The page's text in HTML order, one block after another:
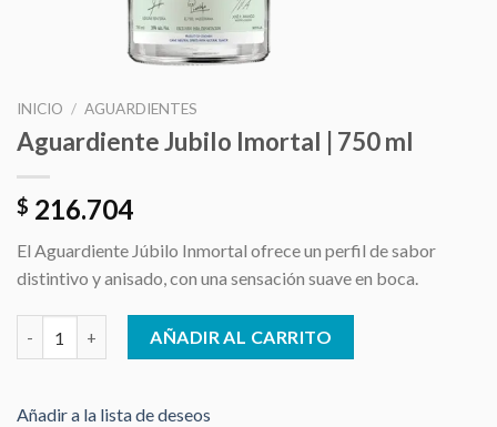
INICIO / AGUARDIENTES
Aguardiente Jubilo Imortal | 750 ml
$ 216.704
El Aguardiente Júbilo Inmortal ofrece un perfil de sabor
distintivo y anisado, con una sensación suave en boca.
Aguardiente Jubilo Imortal | 750 ml cantidad
AÑADIR AL CARRITO
Añadir a la lista de deseos